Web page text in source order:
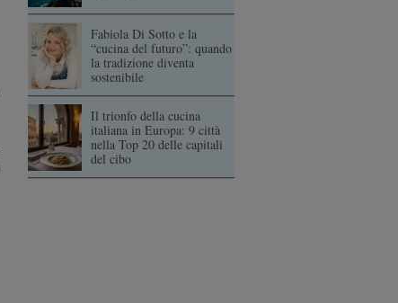
Fabiola Di Sotto e la
“cucina del futuro”: quando
la tradizione diventa
sostenibile
Il trionfo della cucina
italiana in Europa: 9 città
nella Top 20 delle capitali
del cibo